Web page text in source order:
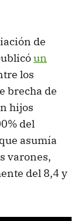
de
un
los
brecha de
hijos
del
asumía
varones,
del 8,4 y